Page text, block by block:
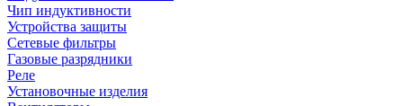
Чип индуктивности
Устройства защиты
Сетевые фильтры
Газовые разрядники
Реле
Установочные изделия